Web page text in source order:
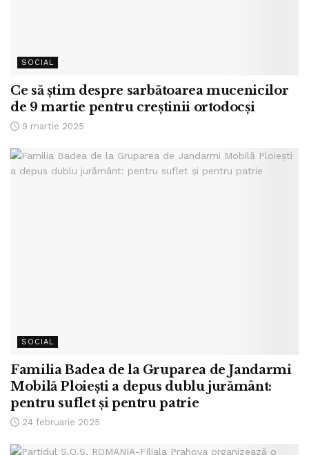
SOCIAL
Ce să știm despre sarbătoarea mucenicilor
de 9 martie pentru creștinii ortodocși
9 martie 2025
SOCIAL
Familia Badea de la Gruparea de Jandarmi
Mobilă Ploiești a depus dublu jurământ:
pentru suflet și pentru patrie
24 februarie 2025